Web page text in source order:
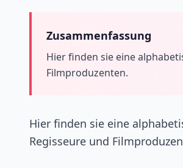
Zusammenfassung
Hier finden sie eine
Filmproduzenten.
Hier finden sie eine
Regisseure und